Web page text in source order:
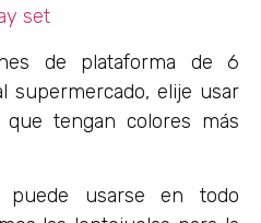
set
de plataforma de 6
supermercado, elije usar
tengan colores más
usarse en todo